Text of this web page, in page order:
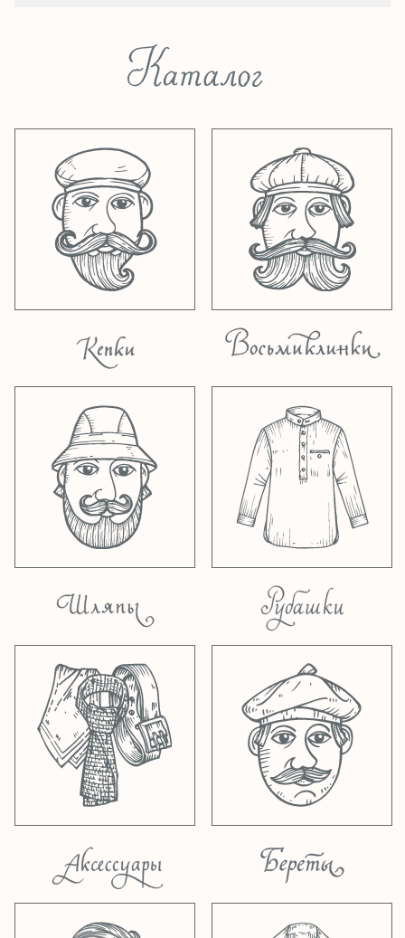
летних кепок и шляп от
Германия),City Sport
K.Dorfzaun(Эквадор). Все новинки уже
Заходите в разделы восьмиклинки,кепки,
27.04.2026
Пришла поставка гавайских
рубашек отTwo Palms
с Гавайских
островов! Рэйон, хлопок, сделаны на
Гавайях, более 40 расцветок, размеры XS-
4XL. Все уже на сайте, заходите в раздел
рубашки, а также в наши шоурумы в
Москве и Санкт-Петербурге.
шоурум в Санкт-Петербурге
закрыт
.
Переезжаем в новое помещение по адресу
Большая Московская, 1-3. С 22 апреля мы
будем работать по новому адресу в
13.03.2026
Новый весенний дроп от марки
КОРОБ КОРОБ
уже в наших шоурумах в
Москве и Санкт-Петербурге, а также на
04.02.2026
Прибыла большая поставка от
Stetson! Новинки, пополнения запасов и
шоу-румы в Москве и Санкт-Петербурге!
Новая марка! Классические
фетровые шляпы высшего качества от
одной из лучших мировых фабрик
Fernandez Y Roche
из Севильи. Все
новинки уже на сайте в разделе
шляпы, а
также в наших шоурумах в Москве и Санкт-
Петербурге.
16.01.2026
Получили поставку от
английской фабрики
Oxford Blueиз
Бирмингема. Куртки из вощёного хлопка и
галстуки. Заходите в разделы
куртки
рубашкииаксессуары
и в наши шоурумы в
Москве и Петербурге.
11.12.2025
Пришла новая поставка